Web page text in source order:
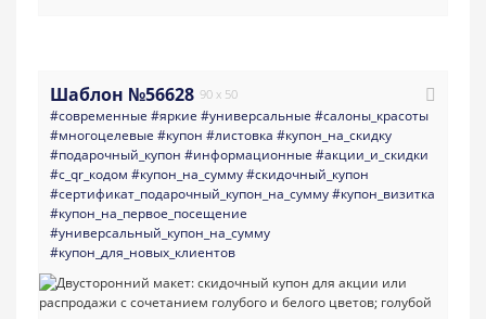
Шаблон №56628 90 x 50
#современные #яркие #универсальные #салоны_красоты
#многоцелевые #купон #листовка #купон_на_скидку
#подарочный_купон #информационные #акции_и_скидки
#с_qr_кодом #купон_на_сумму#скидочный_купон
#сертификат_подарочный_купон_на_сумму#купон_визитка
#купон_на_первое_посещение
#универсальный_купон_на_сумму
#купон_для_новых_клиентов